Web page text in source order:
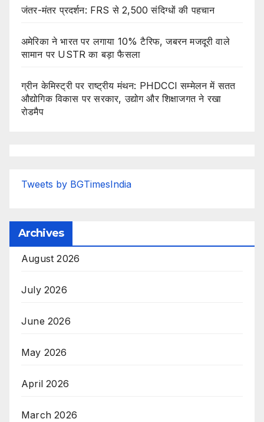
जंतर-मंतर प्रदर्शन: FRS से 2,500 संदिग्धों की पहचान
अमेरिका ने भारत पर लगाया 10% टैरिफ, जबरन मजदूरी वाले
सामान पर USTR का बड़ा फैसला
ग्रीन केमिस्ट्री पर राष्ट्रीय मंथन: PHDCCI सम्मेलन में सतत
औद्योगिक विकास पर सरकार, उद्योग और शिक्षाजगत ने रखा
रोडमैप
Tweets by BGTimesIndia
Archives
August 2026
July 2026
June 2026
May 2026
April 2026
March 2026